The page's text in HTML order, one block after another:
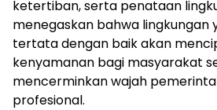
ketertiban, serta penataan
menegaskan bahwa lingkungan
tertata dengan baik akan
kenyamanan bagi masyarakat
mencerminkan wajah
profesional.